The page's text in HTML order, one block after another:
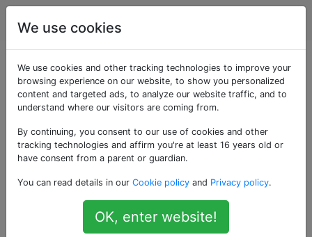
WordPress
Questions marquées
«homepage»
3
Quand utiliser is_home () vs
is_front_page ()?
J'ai constaté que cela is_front_pagesemble
d'accueil et qu'un seul post collant y est
attribué. Il renvoie également true lorsque
We use cookies
We use cookies and other tracking technologies to improve your
browsing experience on our website, to show you personalized
content and targeted ads, to analyze our website traffic, and to
understand where our visitors are coming from.
By continuing, you consent to our use of cookies and other
tracking technologies and affirm you're at least 16 years old or
have consent from a parent or guardian.
You can read details in our Cookie policy and Privacy policy.
OK, enter website!